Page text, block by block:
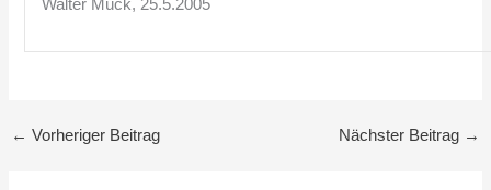
Walter Mück, 25.5.2005
← Vorheriger Beitrag Nächster Beitrag →